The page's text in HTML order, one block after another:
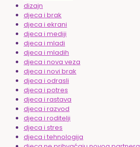
dizajn
djeca i brak
djeca i ekrani
djeca i mediji
djeca i mladi
djeca i mladih
djeca i nova veza
djeca i novi brak
djeca i odrasli
djeca i potres
djeca i rastava
djeca i razvod
djeca i roditelji
djeca i stres
djeca i tehnologija